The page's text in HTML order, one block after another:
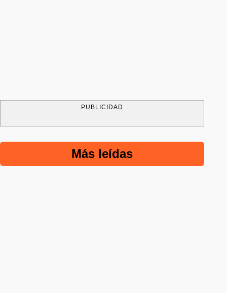
PUBLICIDAD
Más leídas